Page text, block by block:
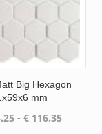
Big Hexagon
mm
- € 116.35